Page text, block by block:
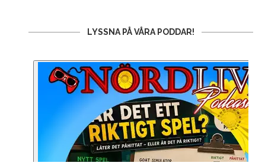
LYSSNA PÅ VÅRA PODDAR!